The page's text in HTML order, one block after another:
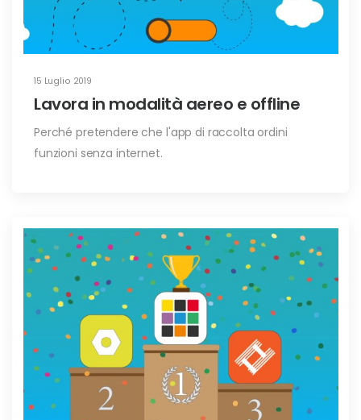
15 Luglio 2019
Lavora in modalità aereo e offline
Perché pretendere che l'app di raccolta ordini
funzioni senza internet.